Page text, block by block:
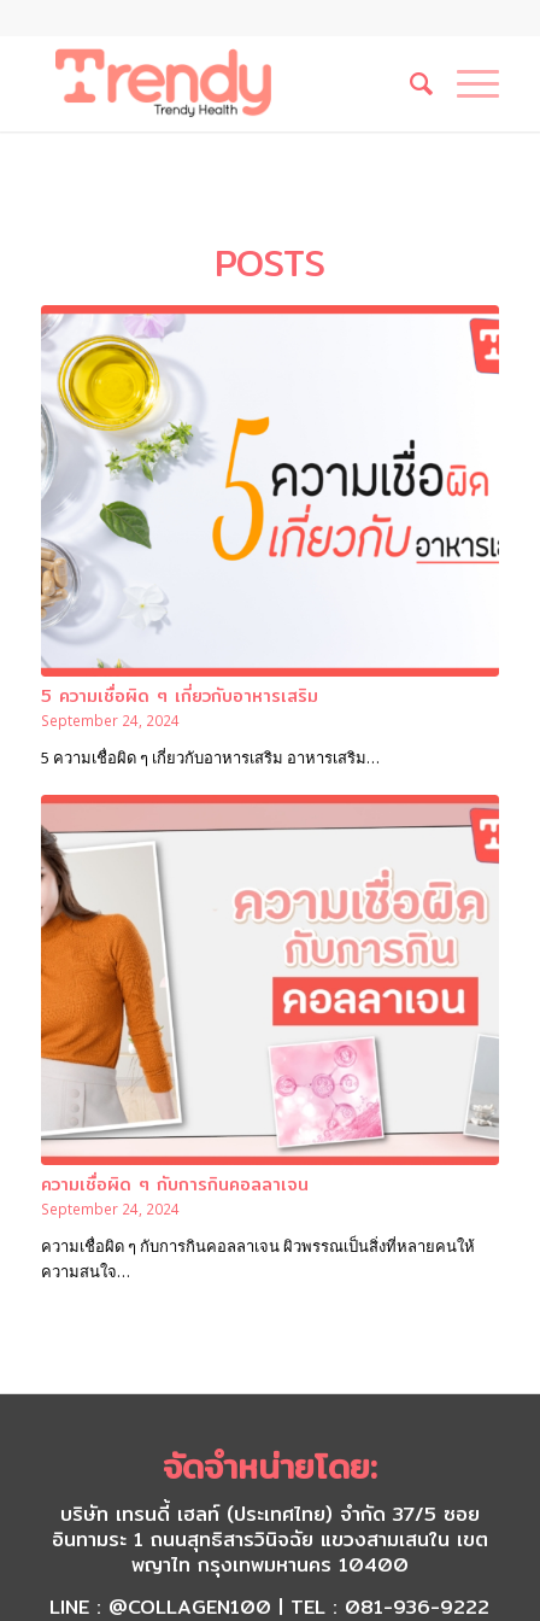
POSTS
5 ความเชื่อผิด ๆ เกี่ยวกับอาหารเสริม
September 24, 2024
5 ความเชื่อผิด ๆ เกี่ยวกับอาหารเสริม อาหารเสริม…
ความเชื่อผิด ๆ กับการกินคอลลาเจน
September 24, 2024
ความเชื่อผิด ๆ กับการกินคอลลาเจน ผิวพรรณเป็นสิ่งที่หลายคนให้
ความสนใจ…
จัดจำหน่ายโดย:
บริษัท เทรนดี้ เฮลท์ (ประเทศไทย) จำกัด 37/5 ซอย
อินทามระ 1 ถนนสุทธิสารวินิจฉัย แขวงสามเสนใน เขต
พญาไท กรุงเทพมหานคร 10400
LINE : @COLLAGEN100 | TEL : 081-936-9222